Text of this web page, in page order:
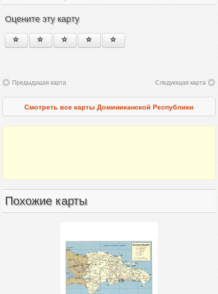
Оцените эту карту
Предыдущая карта Следующая карта
Смотреть все карты Доминиканской Республики
Похожие карты